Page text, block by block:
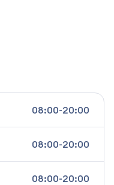
08:00-20:00
08:00-20:00
08:00-20:00